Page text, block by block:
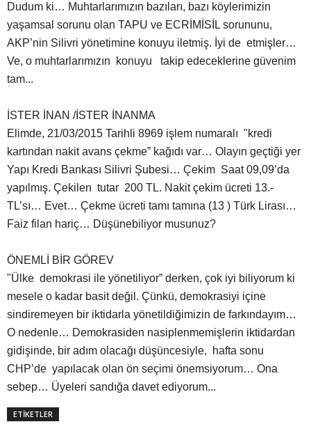
Dudum ki… Muhtarlarımızın bazıları, bazı köylerimizin
yaşamsal sorunu olan TAPU ve ECRİMİSİL sorununu,
AKP’nin Silivri yönetimine konuyu iletmiş. İyi de etmişler…
Ve, o muhtarlarımızın konuyu takip edeceklerine güvenim
tam...
İSTER İNAN /İSTER İNANMA
Elimde, 21/03/2015 Tarihli 8969 işlem numaralı "kredi
kartından nakit avans çekme” kağıdı var… Olayın geçtiği yer
Yapı Kredi Bankası Silivri Şubesi… Çekim Saat 09,09’da
yapılmış. Çekilen tutar 200 TL. Nakit çekim ücreti 13.-
TL’sı… Evet… Çekme ücreti tamı tamına (13 ) Türk Lirası…
Faiz filan hariç… Düşünebiliyor musunuz?
ÖNEMLİ BİR GÖREV
"Ülke demokrasi ile yönetiliyor” derken, çok iyi biliyorum ki
mesele o kadar basit değil. Çünkü, demokrasiyi içine
sindiremeyen bir iktidarla yönetildiğimizin de farkındayım…
O nedenle… Demokrasiden nasiplenmemişlerin iktidardan
gidişinde, bir adım olacağı düşüncesiyle, hafta sonu
CHP’de yapılacak olan ön seçimi önemsiyorum… Ona
sebep… Üyeleri sandığa davet ediyorum...
ETİKETLER